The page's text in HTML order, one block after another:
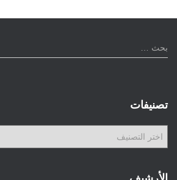
ل
ع
ن
بحث …
تصنيفات
ي